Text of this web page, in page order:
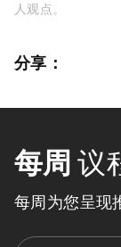
人观点。
分享：
每周 议
每周为您呈现